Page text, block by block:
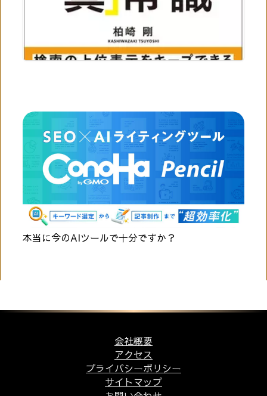
本当に今のAIツールで十分ですか？
会社概要
アクセス
プライバシーポリシー
サイトマップ